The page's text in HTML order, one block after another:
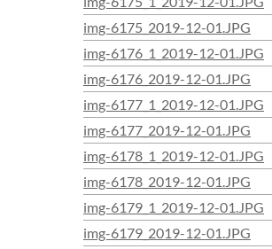
img-6175_2019-12-01.JPG
img-6176_1_2019-12-01.JPG
img-6176_2019-12-01.JPG
img-6177_1_2019-12-01.JPG
img-6177_2019-12-01.JPG
img-6178_1_2019-12-01.JPG
img-6178_2019-12-01.JPG
img-6179_1_2019-12-01.JPG
img-6179_2019-12-01.JPG